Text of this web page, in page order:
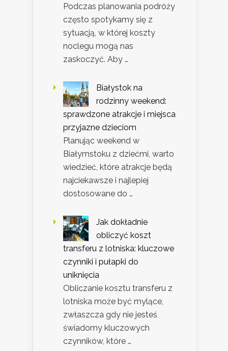
Podczas planowania podróży
często spotykamy się z
sytuacją, w której koszty
noclegu mogą nas
zaskoczyć. Aby …
Białystok na
rodzinny weekend:
sprawdzone atrakcje i miejsca
przyjazne dzieciom
Planując weekend w
Białymstoku z dziećmi, warto
wiedzieć, które atrakcje będą
najciekawsze i najlepiej
dostosowane do …
Jak dokładnie
obliczyć koszt
transferu z lotniska: kluczowe
czynniki i pułapki do
uniknięcia
Obliczanie kosztu transferu z
lotniska może być mylące,
zwłaszcza gdy nie jesteś
świadomy kluczowych
czynników, które …